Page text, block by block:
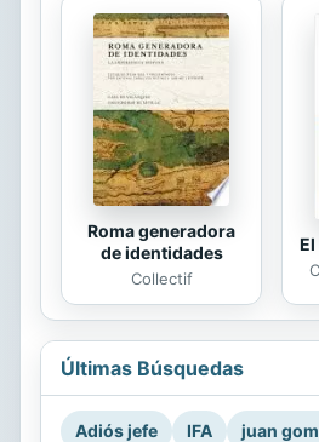
Roma generadora
de identidades
Collectif
Últimas Búsquedas
Adiós jefe IFA
juan